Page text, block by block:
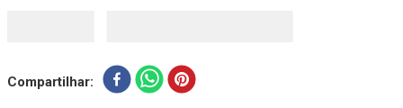
Compartilhar